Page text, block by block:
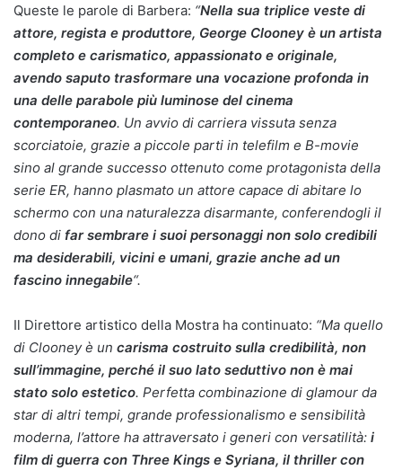
Queste le parole di Barbera: “Nella sua triplice veste di
attore, regista e produttore, George Clooney è un artista
completo e carismatico, appassionato e originale,
avendo saputo trasformare una vocazione profonda in
una delle parabole più luminose del cinema
contemporaneo. Un avvio di carriera vissuta senza
scorciatoie, grazie a piccole parti in telefilm e B-movie
sino al grande successo ottenuto come protagonista della
serie ER, hanno plasmato un attore capace di abitare lo
schermo con una naturalezza disarmante, conferendogli il
dono di far sembrare i suoi personaggi non solo credibili
ma desiderabili, vicini e umani, grazie anche ad un
fascino innegabile“.
Il Direttore artistico della Mostra ha continuato: “Ma quello
di Clooney è un carisma costruito sulla credibilità, non
sull’immagine, perché il suo lato seduttivo non è mai
stato solo estetico. Perfetta combinazione di glamour da
star di altri tempi, grande professionalismo e sensibilità
moderna, l’attore ha attraversato i generi con versatilità: i
film di guerra con Three Kings e Syriana, il thriller con